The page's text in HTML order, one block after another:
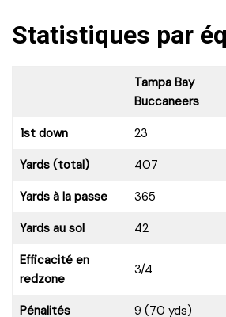
Statistiques par
Tampa Bay
Buccaneers
1st down
23
Yards (total)
407
Yards à la passe
365
Yards au sol
42
Efficacité en
redzone
3/4
Pénalités 9 (70 yds)